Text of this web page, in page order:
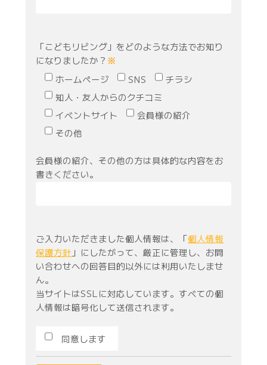
「こどもリビング」をどのような方法でお知り
になりましたか？ ※
ホームページ SNS
チラシ
知人・友人からのクチコミ
イベントサイト
会員様の紹介
その他
会員様の紹介、その他の方は具体的な内容をお
書きください。
ご入力いただきました個人情報は、「個人情報
保護方針 」にしたがって、厳正に管理し、お問
い合わせへの回答目的以外には利用いたしませ
ん。
当サイトはSSLに対応しています。すべての個
人情報は暗号化して送信されます。
同意します